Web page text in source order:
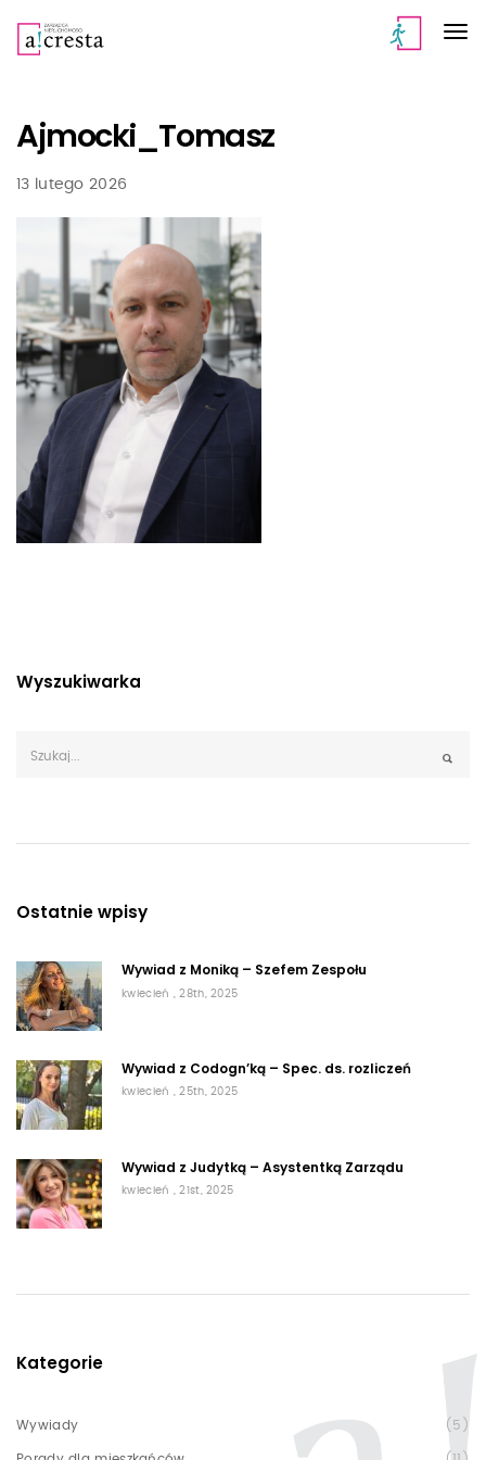
Ajmocki_Tomasz
13 lutego 2026
Wyszukiwarka
Ostatnie wpisy
Wywiad z Moniką – Szefem Zespołu
kwiecień , 28th, 2025
Wywiad z Codogn’ką – Spec. ds. rozliczeń
kwiecień , 25th, 2025
Wywiad z Judytką – Asystentką Zarządu
kwiecień , 21st, 2025
Kategorie
Wywiady (5)